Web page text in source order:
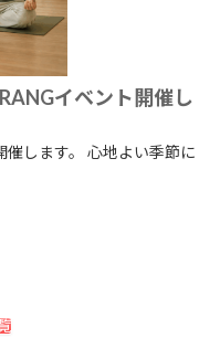
イベント開催し
します。 心地よい季節に